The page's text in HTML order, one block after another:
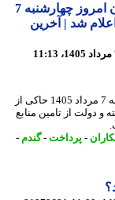
خبر فوری از پرداخت مطالبات گندمکاران امروز چهارشنبه 7
شد | آخرین
خبر فوری از پرداخت مطالبات گندمکاران امروز چهارشنبه 7 مرداد 1405 حاکی از
از تامین منابع
- پرداخت -گندم-